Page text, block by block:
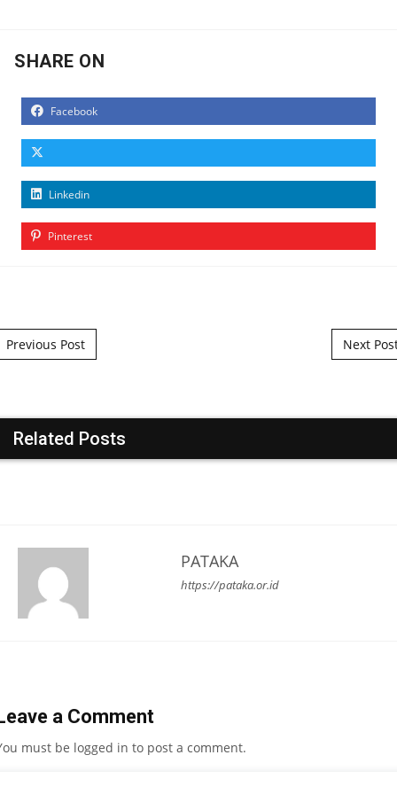
SHARE ON
Facebook
Linkedin
Pinterest
navigation
Previous Post Next
Related Posts
PATAKA
https://pataka.or.id
a Comment
must be logged in to post a comment.